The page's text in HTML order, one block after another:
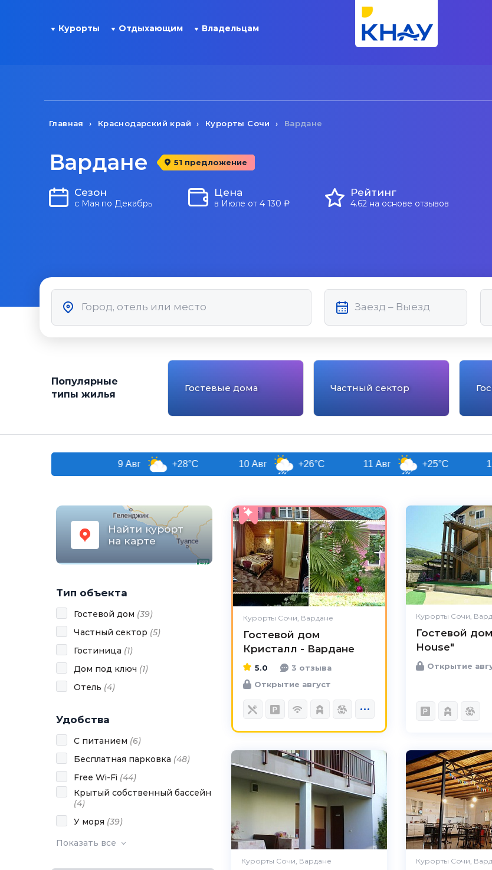
Курорты Отдыхающим Владельцам
Главная Краснодарский край Курорты Сочи Вардане
Вардане 51 предложение
Сезон
с Мая по Декабрь
Цена
в Июле от 4 130 a
Рейтинг
4.62 на основе отзывов
Популярные
типы жилья
Гостевые дома Частный сектор
+28°C 10 Авг +26°C 11 Авг +25°C 12 Авг
Найти курорт
на карте
Тип объекта
Гостевой дом (39)
Частный сектор (5)
Гостиница (1)
Дом под ключ (1)
Отель (4)
Удобства
С питанием (6)
Бесплатная парковка (48)
Free Wi-Fi (44)
Крытый собственный бассейн
(4)
У моря (39)
Показать все
Курорты Сочи, Вардане
Гостевой дом
Кристалл - Вардане
5.0 Великолепно
Великолепно
Расположение
Удобства Великолепно
Цена /
Персонал Великолепно
5.0
3 отзыва
Открытие август
Курорты Сочи,
Гостевой дом
House"
Открытие
Курорты Сочи, Вардане Курорты Сочи,